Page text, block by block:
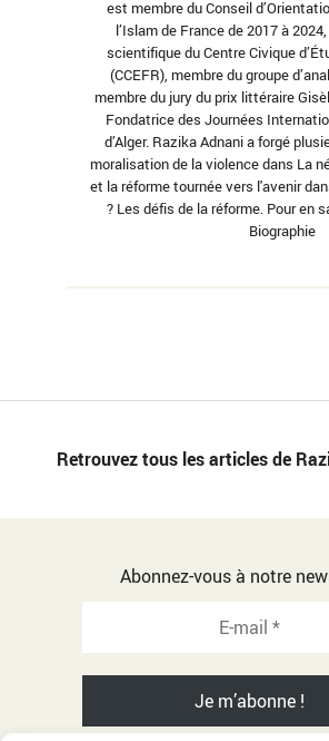
est membre du Conseil
l’Islam de France de 2017 à
scientifique du Centre Civique
(CCEFR), membre du groupe
membre du jury du prix littéraire
Fondatrice des Journées
d’Alger. Razika Adnani a forgé
moralisation de la violence dans La
et la réforme tournée vers l'avenir
? Les défis de la réforme. Pour en
Biographie
Retrouvez tous les articles de
Abonnez-vous à notre